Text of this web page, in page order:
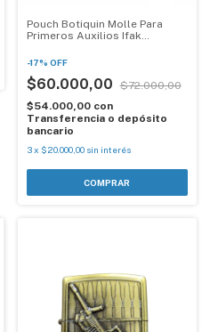
Pouch Botiquin Molle Para
Primeros Auxilios Ifak
-17% OFF
$60.000,00
$72.000,00
$54.000,00 con
Transferencia o depósito
bancario
3 x $20.000,00 sin interés